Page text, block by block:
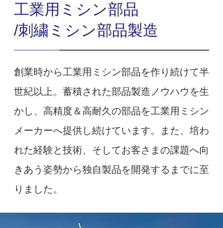
工業用ミシン部品
/刺繍ミシン部品製造
創業時から工業用ミシン部品を作り続けて半
世紀以上。蓄積された部品製造ノウハウを生
かし、高精度＆高耐久の部品を工業用ミシン
メーカーへ提供し続けています。また、培わ
れた経験と技術、そしてお客さまの課題へ向
きあう姿勢から独自製品を開発するまでに至
りました。